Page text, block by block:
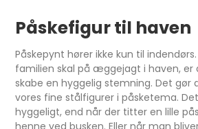
Påskefigur til haven
Påskepynt hører ikke kun til
familien skal på æggejagt i haven, er
skabe en hyggelig stemning. Det gør
vores fine stålfigurer i påsketema.
hyggeligt, end når der titter en lille